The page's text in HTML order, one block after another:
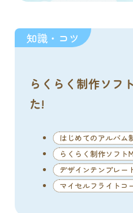
知識・コツ
らくらく制作ソフ
た!
はじめてのアルバム
らくらく制作ソフト
デザインテンプレー
マイセルフライトコ